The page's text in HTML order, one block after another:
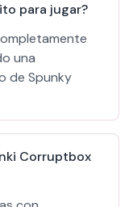
para jugar?
una
de Spunky
Corruptbox